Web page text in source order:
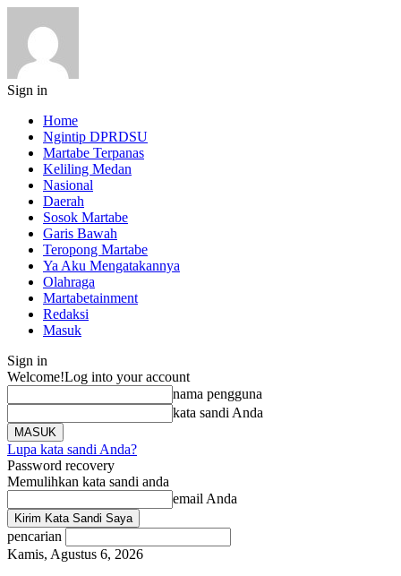
Sign in
Home
Ngintip DPRDSU
Martabe Terpanas
Keliling Medan
Nasional
Daerah
Sosok Martabe
Garis Bawah
Teropong Martabe
Ya Aku Mengatakannya
Olahraga
Martabetainment
Redaksi
Masuk
Sign in
Welcome!Log into your account
nama pengguna
kata sandi Anda
Lupa kata sandi Anda?
Password recovery
Memulihkan kata sandi anda
email Anda
pencarian
Kamis, Agustus 6, 2026